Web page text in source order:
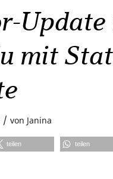
Update
mit
/ von Janina
teilen teilen